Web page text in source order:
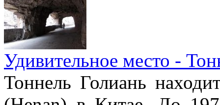
Удивительное место -
Тоннель Голиань